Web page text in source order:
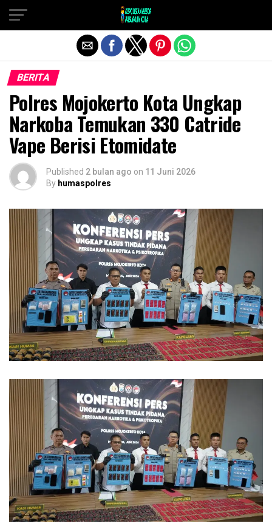
BERITA
Polres Mojokerto Kota Ungkap
Narkoba Temukan 330 Catride
Vape Berisi Etomidate
Published 2 bulan ago on 11 Juni 2026
By humaspolres
Exit mobile version